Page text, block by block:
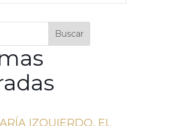
Buscar
IZQUIERDO, EL